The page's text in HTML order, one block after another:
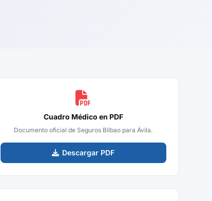
Cuadro Médico en PDF
Documento oficial de Seguros Bilbao para Ávila.
Descargar PDF